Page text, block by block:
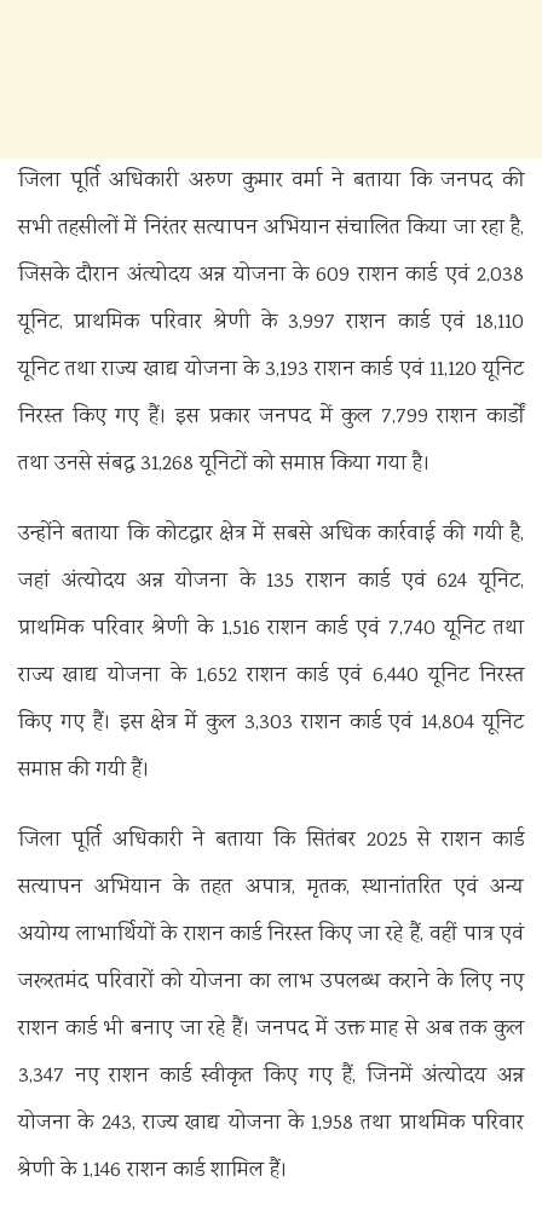
जिला पूर्ति अधिकारी अरुण कुमार वर्मा ने बताया कि जनपद की
सभी तहसीलों में निरंतर सत्यापन अभियान संचालित किया जा रहा है,
जिसके दौरान अंत्योदय अन्न योजना के 609 राशन कार्ड एवं 2,038
यूनिट, प्राथमिक परिवार श्रेणी के 3,997 राशन कार्ड एवं 18,110
यूनिट तथा राज्य खाद्य योजना के 3,193 राशन कार्ड एवं 11,120 यूनिट
निरस्त किए गए हैं। इस प्रकार जनपद में कुल 7,799 राशन कार्डों
तथा उनसे संबद्ध 31,268 यूनिटों को समाप्त किया गया है।
उन्होंने बताया कि कोटद्वार क्षेत्र में सबसे अधिक कार्रवाई की गयी है,
जहां अंत्योदय अन्न योजना के 135 राशन कार्ड एवं 624 यूनिट,
प्राथमिक परिवार श्रेणी के 1,516 राशन कार्ड एवं 7,740 यूनिट तथा
राज्य खाद्य योजना के 1,652 राशन कार्ड एवं 6,440 यूनिट निरस्त
किए गए हैं। इस क्षेत्र में कुल 3,303 राशन कार्ड एवं 14,804 यूनिट
समाप्त की गयी हैं।
जिला पूर्ति अधिकारी ने बताया कि सितंबर 2025 से राशन कार्ड
सत्यापन अभियान के तहत अपात्र, मृतक, स्थानांतरित एवं अन्य
अयोग्य लाभार्थियों के राशन कार्ड निरस्त किए जा रहे हैं, वहीं पात्र एवं
जरूरतमंद परिवारों को योजना का लाभ उपलब्ध कराने के लिए नए
राशन कार्ड भी बनाए जा रहे हैं। जनपद में उक्त माह से अब तक कुल
3,347 नए राशन कार्ड स्वीकृत किए गए हैं, जिनमें अंत्योदय अन्न
योजना के 243, राज्य खाद्य योजना के 1,958 तथा प्राथमिक परिवार
श्रेणी के 1,146 राशन कार्ड शामिल हैं।